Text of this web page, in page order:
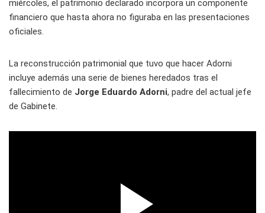
miércoles, el patrimonio declarado incorpora un componente
financiero que hasta ahora no figuraba en las presentaciones
oficiales.
La reconstrucción patrimonial que tuvo que hacer Adorni
incluye además una serie de bienes heredados tras el
fallecimiento de Jorge Eduardo Adorni, padre del actual jefe
de Gabinete.